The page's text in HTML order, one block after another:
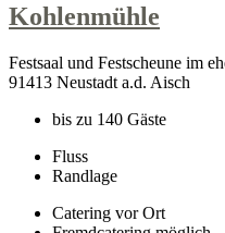
Kohlenmühle
Festsaal und Festscheune im
91413 Neustadt a.d. Aisch
bis zu 140 Gäste
Fluss
Randlage
Catering vor Ort